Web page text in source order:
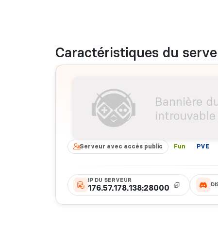
Caractéristiques du
Serveur avec accès public Fun PVE
IP DU SERVEUR
176.57.178.138:28000